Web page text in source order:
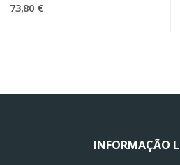
73,80 €
INFORMAÇÃO